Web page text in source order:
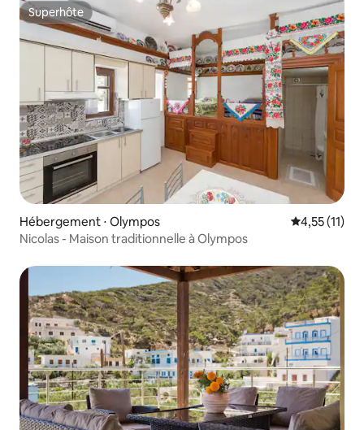
Superhôte
Superhôte
Hébergement ⋅ Olympos Évaluation
4,55 (11)
Nicolas - Maison traditionnelle à Olympos